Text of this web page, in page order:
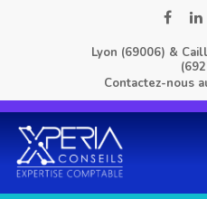
facebook
Lyon (69006) &
Contactez-nous